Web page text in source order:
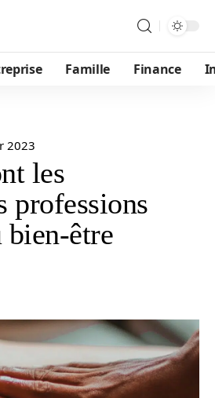
Famille Finance
2023
les
professions
bien-être